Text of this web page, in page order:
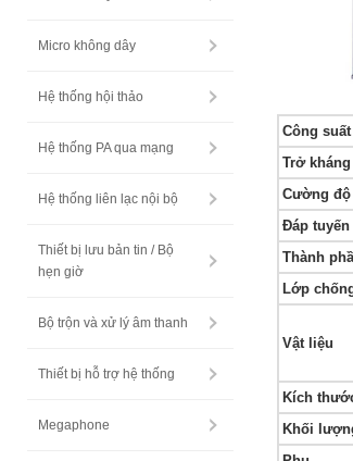
Công suất
Trở kháng
Cường
Đáp tuyến
Thành
Lớp
Vật liệu
Kích
Khối
Micro không dây
Hệ thống hội thảo
Hệ thống PA qua mạng
Hệ thống liên lạc nội bộ
Thiết bị lưu bản tin / Bộ
hẹn giờ
Bộ trộn và xử lý âm thanh
Thiết bị hỗ trợ hệ thống
Megaphone